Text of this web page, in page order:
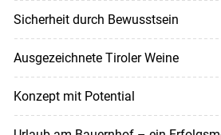
Sicherheit durch Bewusstsein
Ausgezeichnete Tiroler Weine
Konzept mit Potential